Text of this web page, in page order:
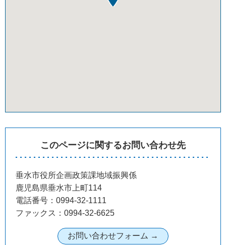
このページに関するお問い合わせ先
垂水市役所企画政策課地域振興係
鹿児島県垂水市上町114
電話番号：0994-32-1111
ファックス：0994-32-6625